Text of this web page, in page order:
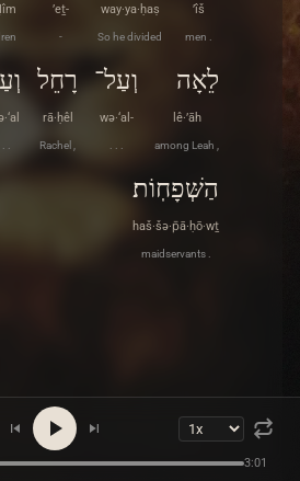
’îš
men .
way·ya·ḥaṣ
So he divided
’eṯ-
-
לֵאָה
lê·’āh
among Leah ,
וְעַל־
wə·‘al-
. . .
רָחֵל
rā·ḥêl
Rachel ,
. .
הַשְּׁפָחֽוֹת׃
haš·šə·p̄ā·ḥō·wṯ
maidservants .
3:01